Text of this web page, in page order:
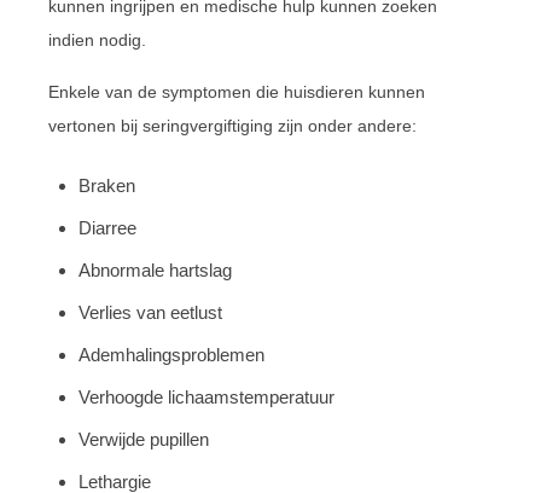
kunnen ingrijpen en medische hulp kunnen zoeken
indien nodig.
Enkele van de symptomen die huisdieren kunnen
vertonen bij seringvergiftiging zijn onder andere:
Braken
Diarree
Abnormale hartslag
Verlies van eetlust
Ademhalingsproblemen
Verhoogde lichaamstemperatuur
Verwijde pupillen
Lethargie